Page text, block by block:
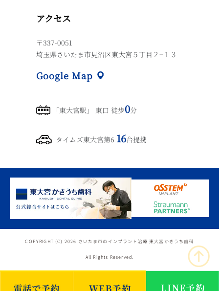
アクセス
〒337-0051
埼玉県さいたま市見沼区東大宮５丁目２−１３
Google Map
「東大宮駅」 東口 徒歩0分
タイムズ東大宮第6 16台提携
COPYRIGHT (C) 2026 さいたま市のインプラント治療 東大宮かきうち歯科
All Rights Reserved.